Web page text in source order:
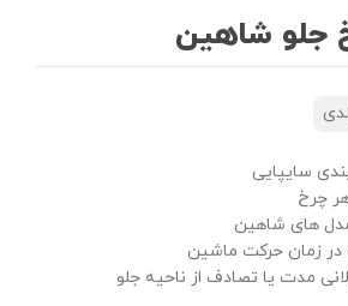
جلو شاهین
سایپایی
چرخ
های شاهین
زمان حرکت ماشین
مدت یا تصادف از ناحیه جلو